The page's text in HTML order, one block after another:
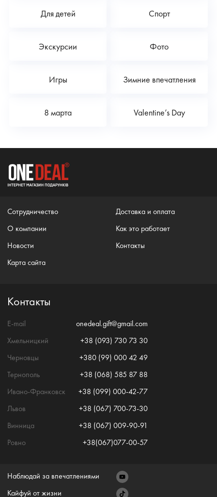
Для детей Спорт
Экскурсии Фото
Игры Зимние впечатления
8 марта Valentine’s Day
Сотрудничество
О компании
Новости
Карта сайта
Доставка и оплата
Как это работает
Контакты
Контакты
E-mail
onedeal.gift@gmail.com
Хмельницкий
+38 (093) 730 73 30
Черновцы
+380 (99) 000 42 49
Тернополь
+38 (068) 585 87 88
Ивано-Франковск
+38 (099) 000-42-77
Львов
+38 (067) 700-73-30
Винница
+38 (067) 009-90-91
Ровно
+38(067)077-00-57
Наблюдай за впечатлениями
Кайфуй от жизни